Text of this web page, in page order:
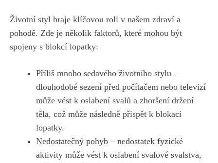
Životní styl hraje klíčovou roli v našem zdraví a
pohodě. Zde je několik faktorů, které mohou být
spojeny s blokcí lopatky:
Příliš mnoho sedavého životního stylu –
dlouhodobé sezení před počítačem nebo televizí
může vést k oslabení svalů a zhoršení držení
těla, což může následně přispět k blokaci
lopatky.
Nedostatečný pohyb – nedostatek fyzické
aktivity může vést k oslabení svalové svalstva,